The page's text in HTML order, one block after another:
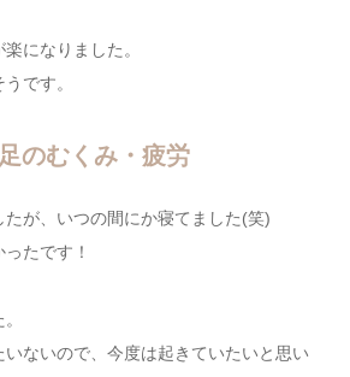
になりました。
です。
のむくみ・疲労
が、いつの間にか寝てました(笑)
たです！
ないので、今度は起きていたいと思い